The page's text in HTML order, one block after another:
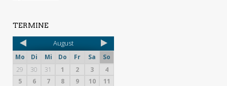
TERMINE
August
Mo Di Mi Do Fr Sa
So
29
30 31 1 2 3
4
5
6 7 8 9 10
11